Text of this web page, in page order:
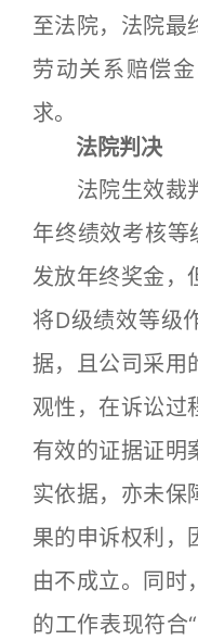
至法院，法院最
劳动关系赔偿
求。
法院判决
法院生效裁判
年终绩效考核等
发放年终奖金，
将D级绩效等级
据，且公司采用
观性，在诉讼过
有效的证据证明
实依据，亦未保
果的申诉权利，
由不成立。同时
的工作表现符合